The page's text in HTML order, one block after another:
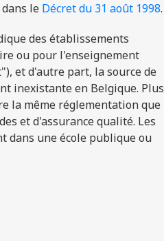
le Décret du 31 août 1998.
des établissements
ou pour l'enseignement
et d'autre part, la source de
inexistante en Belgique. Plus
la même réglementation que
et d'assurance qualité. Les
dans une école publique ou